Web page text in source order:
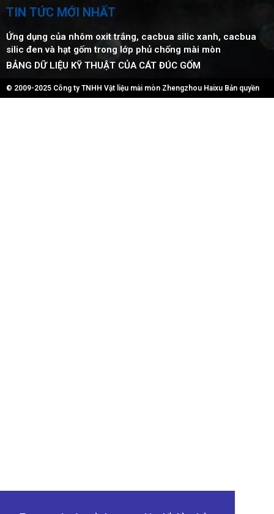
TIN TỨC MỚI NHẤT
Ứng dụng của nhôm oxit trắng, cacbua silic xanh, cacbua
silic đen và hạt gốm trong lớp phủ chống mài mòn
BẢNG DỮ LIỆU KỸ THUẬT CỦA CÁT ĐÚC GỐM
© 2009-2025 Công ty TNHH Vật liệu mài mòn Zhengzhou Haixu Bản quyền